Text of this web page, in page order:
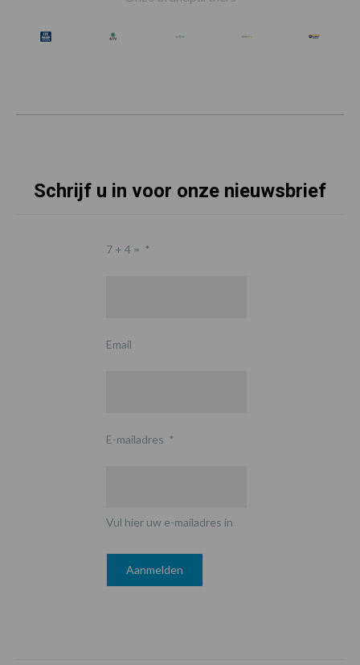
Schrijf u in voor onze nieuwsbrief
7 + 4 = *
Email
E-mailadres *
Vul hier uw e-mailadres in